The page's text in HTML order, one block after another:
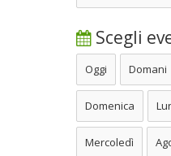
Scegli
Oggi Domani
Domenica
Mercoledì